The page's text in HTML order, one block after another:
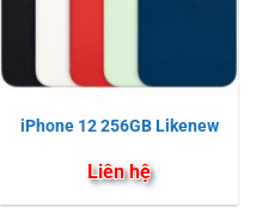
iPhone 12 256GB Likenew
Liên hệ